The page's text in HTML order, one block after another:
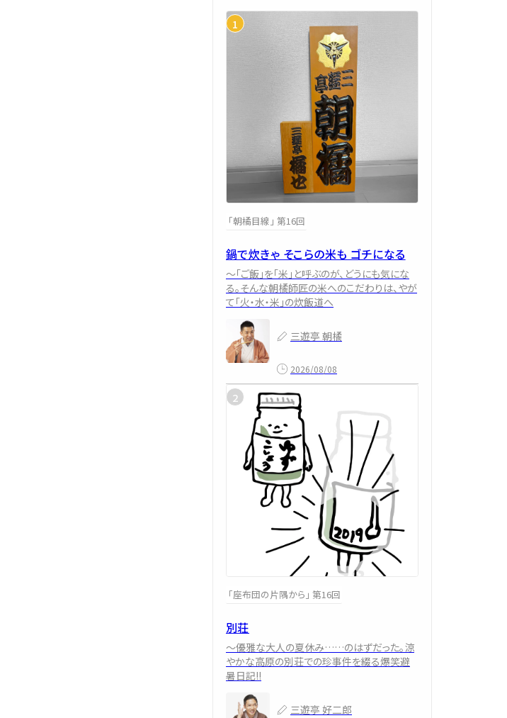
「朝橘目線」 第16回
鍋で炊きゃ そこらの米も ゴチになる
～「ご飯」を「米」と呼ぶのが、どうにも気にな
る。そんな朝橘師匠の米へのこだわりは、やが
て「火・水・米」の炊飯道へ
三遊亭 朝橘
2026/08/08
「座布団の片隅から」 第16回
別荘
～優雅な大人の夏休み……のはずだった。涼
やかな高原の別荘での珍事件を綴る爆笑避
暑日記!!
三遊亭 好二郎